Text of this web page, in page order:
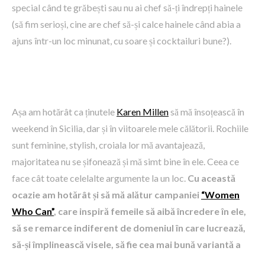
special când te grăbești sau nu ai chef să-ți îndrepți hainele
(să fim serioși, cine are chef să-și calce hainele când abia a
ajuns într-un loc minunat, cu soare și cocktailuri bune?).
Așa am hotărât ca ținutele Karen Millensă mă însoțească în
weekend în Sicilia, dar și în viitoarele mele călătorii. Rochiile
sunt feminine, stylish, croiala lor mă avantajează,
majoritatea nu se șifonează și mă simt bine în ele. Ceea ce
face cât toate celelalte argumente la un loc. Cu această
ocazie am hotărât și să mă alătur campaniei “Women
Who Can”, care inspiră femeile să aibă încredere în ele,
să se remarce indiferent de domeniul în care lucrează,
să-și împlinească visele, să fie cea mai bună variantă a